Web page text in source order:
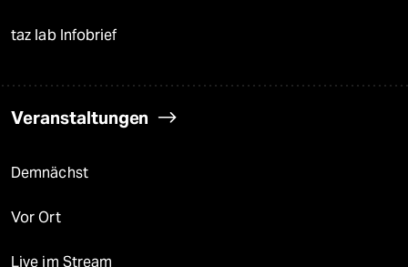
taz lab Infobrief
Veranstaltungen
Demnächst
Vor Ort
Live im Stream